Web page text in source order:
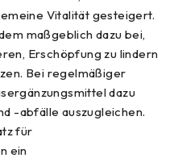
Vitalität gesteigert.
maßgeblich dazu bei,
Erschöpfung zu lindern
Bei regelmäßiger
dazu
-abfälle auszugleichen.
für
ein